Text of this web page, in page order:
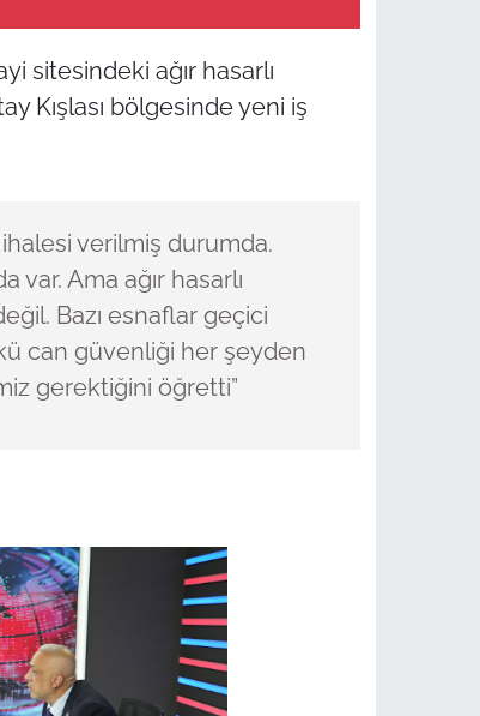
sitesindeki ağır hasarlı
Kışlası bölgesinde yeni iş
ihalesi verilmiş durumda.
var. Ama ağır hasarlı
Bazı esnaflar geçici
can güvenliği her şeyden
gerektiğini öğretti”